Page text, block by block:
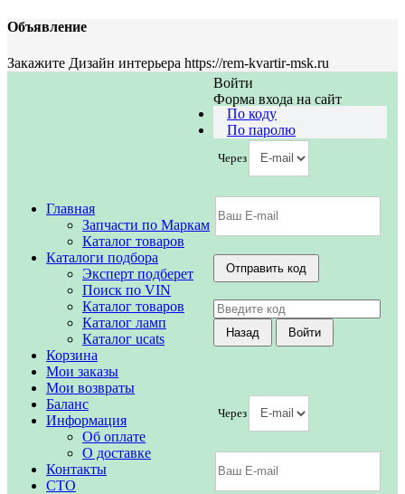
Объявление
Закажите Дизайн интерьера https://rem-kvartir-msk.ru
Главная
Запчасти по Маркам
Каталог товаров
Каталоги подбора
Эксперт подберет
Поиск по VIN
Каталог товаров
Каталог ламп
Каталог ucats
Корзина
Мои заказы
Мои возвраты
Баланс
Информация
Об оплате
О доставке
Контакты
СТО
Войти
Форма входа на сайт
По коду
По паролю
Через
Через